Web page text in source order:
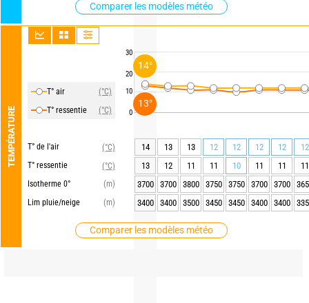
Comparer les modèles météo
TEMPÉRATURE
T° air
(°C)
T° ressentie
(°C)
T° de l'air
(°C)
T° ressentie
(°C)
Isotherme 0°
(m)
Lim pluie/neige
(m)
Comparer les modèles météo
30
20
10
0
14 13 13 12 12 12 12
12
13
12 11 11 10 11 11
11
3700
3700 3800 3750 3750 3700 3700
3400
3400 3500 3450 3450 3400 3400
14°
13°